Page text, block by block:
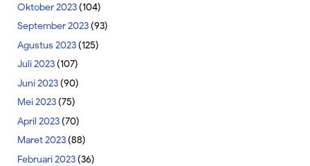
Oktober 2023(104)
September 2023(93)
Agustus 2023(125)
Juli 2023(107)
Juni 2023(90)
Mei 2023(75)
April 2023(70)
Maret 2023(88)
Februari 2023(36)